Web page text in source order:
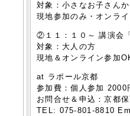
対象：小さなお子さん
現地参加のみ・オンライ
②１１：１０～ 講演会
対象：大人の方
現地＆オンライン参加
at ラポール京都
参加費：個人参加
お問合せ＆申込：京都
TEL: 075-801-8810